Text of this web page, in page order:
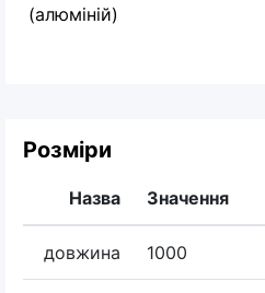
(алюміній)
Розміри
Назва Значення
довжина 1000